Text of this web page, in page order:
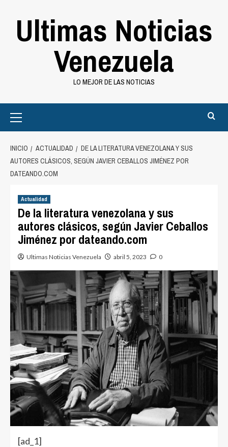
Ultimas Noticias
Venezuela
LO MEJOR DE LAS NOTICIAS
Menu
INICIO ACTUALIDAD
DE LA LITERATURA VENEZOLANA Y SUS
AUTORES CLÁSICOS, SEGÚN JAVIER CEBALLOS JIMÉNEZ POR
DATEANDO.COM
Actualidad
De la literatura venezolana y sus
autores clásicos, según Javier Ceballos
Jiménez por dateando.com
Ultimas Noticias Venezuela abril 5, 2023 0
[ad_1]